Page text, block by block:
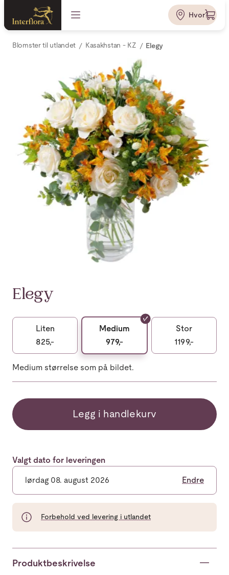
Hvor?
Blomster til utlandet Kasakhstan - KZ Elegy
Elegy
Liten
825,-
Medium
979,-
Stor
1199,-
Medium størrelse som på bildet.
Legg i handlekurv
Valgt dato for leveringen
lørdag 08. august 2026 Endre
Forbehold ved levering i utlandet
Produktbeskrivelse